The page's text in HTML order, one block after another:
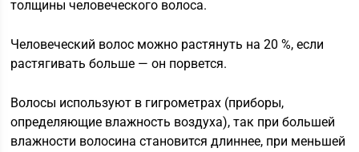
толщины человеческого волоса.
Человеческий волос можно растянуть на 20 %, если
растягивать больше — он порвется.
Волосы используют в гигрометрах (приборы,
определяющие влажность воздуха), так при большей
влажности волосина становится длиннее, при меньшей